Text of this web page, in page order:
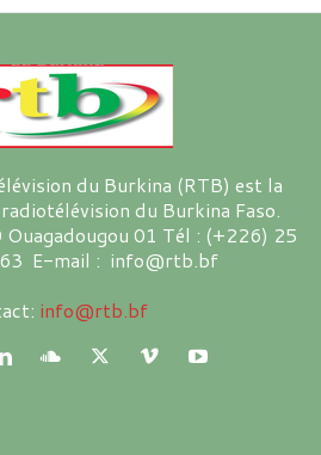
du Burkina (RTB) est la
du Burkina Faso.
01 Tél : (+226) 25
E-mail : info@rtb.bf
info@rtb.bf